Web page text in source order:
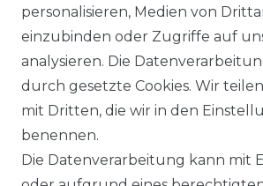
HILFE
INFORMATIONEN
KONTAKT
DATENSCHUTZERKLÄRUNG
personalisieren, Medien von
einzubinden oder Zugriffe auf
analysieren. Die
durch gesetzte Cookies. Wir
mit Dritten, die wir in den
benennen.
Die Datenverarbeitung kann mit